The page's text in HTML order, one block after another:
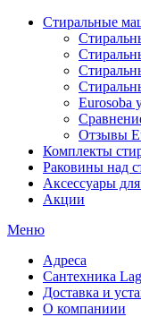
Стиральные
Eurosoba
Отзывы
Комплекты
Раковины над
Аксесcуары
Акции
Меню
Адреса
Сантехника
Доставка и
О компаниии